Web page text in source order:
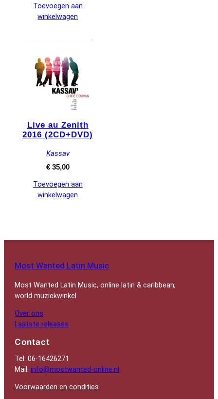
Toevoegen aan
winkelwagen
Live au Zenith
2016 (2CD+DVD)
Kassav
€35,00
Toevoegen aan
winkelwagen
Most Wanted Latin Music
Most Wanted Latin Music, online latin & caribbean,
world muziekwinkel
Over ons
Laatste releases
Contact
Tel: 06-16426271
Mail:info@mostwanted-online.nl
Voorwaarden en condities